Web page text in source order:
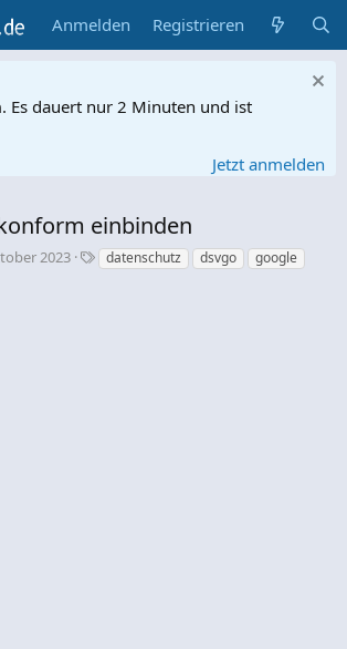
Anmelden Registrieren
. Es dauert nur 2 Minuten und ist
Jetzt anmelden
einbinden
2023
S
c
datenschutz dsvgo
google